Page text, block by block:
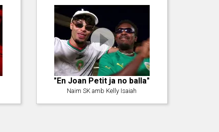
"En Joan Petit ja no balla"
Naim SK amb Kelly Isaiah